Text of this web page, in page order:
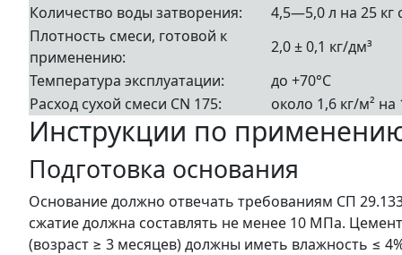
Количество воды затворения:
4,5—5,0 л на 25 кг
Плотность смеси, готовой к
применению:
2,0 ± 0,1 кг/дм³
Температура эксплуатации:
до +70°C
Расход сухой смеси CN 175:
около 1,6 кг/м²
Инструкции по
Подготовка основания
Основание должно отвечать требованиям СП
сжатие должна составлять не менее 10 МПа.
(возраст ≥ 3 месяцев) должны иметь влажность ≤